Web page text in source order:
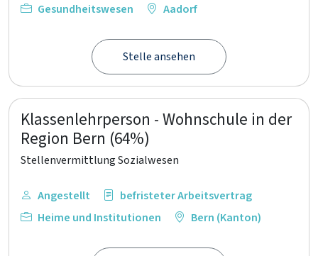
Gesundheitswesen
Aadorf
Stelle ansehen
Klassenlehrperson - Wohnschule in der
Region Bern (64%)
Stellenvermittlung Sozialwesen
Angestellt
befristeter Arbeitsvertrag
Heime und Institutionen
Bern (Kanton)